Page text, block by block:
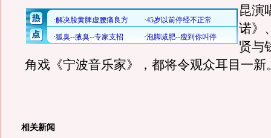
昆演
诺》
贤与
角戏《宁波音乐家》，都将令观众耳目一新
相关新闻